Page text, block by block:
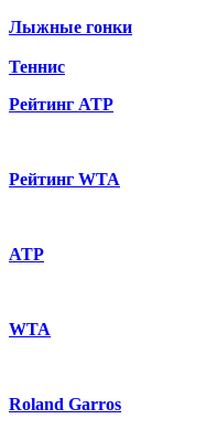
Лыжные гонки
Теннис
Рейтинг ATP
Рейтинг WTA
ATP
WTA
Roland Garros